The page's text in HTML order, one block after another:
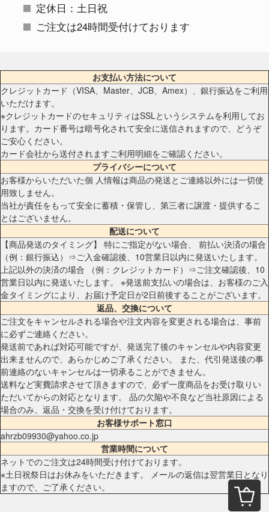
定休日：土日祝
ご注文は24時間受付けております
お支払い方法について
クレジットカード（VISA、Master、JCB、Amex）、銀行振込をご利用
いただけます。
※クレジットカードのセキュリティはSSLというシステムを利用してお
ります。カード番号は暗号化されて安全に送信されますので、どうぞ
ご安心ください。
カード会社から送付されますご利用明細をご確認ください。
プライバシーについて
お客様からいただいた個 人情報は商品の発送とご連絡以外には一切使
用致しません。
当社が責任をもって安全に蓄積・保管し、第三者に譲渡・提供するこ
とはございません。
配送について
【商品発送のタイミング】 特にご指定がない場合、 前払い決済の場合
（例：銀行振込）⇒ご入金確認後、10営業日以内に発送いたします。
上記以外の決済の場合 （例：クレジットカード）⇒ご注文確認後、10
営業日以内に発送いたします。 ※発送前支払いの場合は、お客様のご入
金タイミングにより、お届け予定日が2日前後することがございます。
返品、交換について
ご注文をキャンセルされる場合や注文内容を変更される場合は、事前
に必ずご連絡ください。
発送前であれば対応可能ですが、発送完了後のキャンセルや内容変更
出来ませんので、あらかじめご了承ください。 また、代引発送後の事
前連絡のないキャンセルは一切承ることができません。
送料など実費請求させて頂きますので、必ず一度商品をお受け取りい
ただいてからの対応となります。 品の欠陥や不良など当社原因による
場合のみ、返品・交換を受け付けております。
お客様サポート窓口
ahrzb09930@yahoo.co.jp
営業時間について
ネットでのご注文は24時間受け付けております。
※土日祝祭日はお休みをいただきます。 メールの返信は翌営業日となり
ますので、ご了承ください。